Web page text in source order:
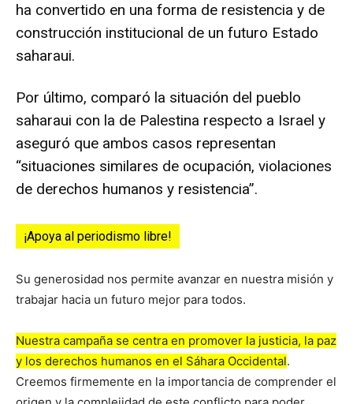
ha convertido en una forma de resistencia y de
construcción institucional de un futuro Estado
saharaui.
Por último, comparó la situación del pueblo
saharaui con la de Palestina respecto a Israel y
aseguró que ambos casos representan
“situaciones similares de ocupación, violaciones
de derechos humanos y resistencia”.
¡Apoya al periodismo libre!
Su generosidad nos permite avanzar en nuestra misión y
trabajar hacia un futuro mejor para todos.
Nuestra campaña se centra en promover la justicia, la paz
y los derechos humanos en el Sáhara Occidental.
Creemos firmemente en la importancia de comprender el